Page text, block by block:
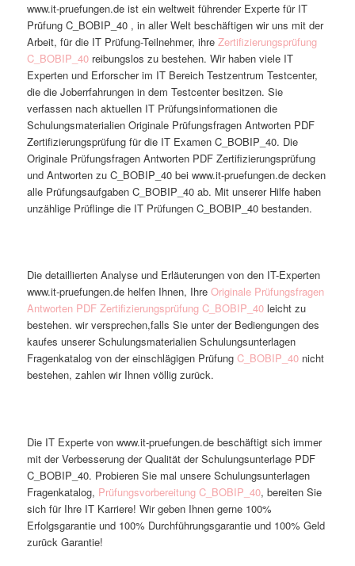
www.it-pruefungen.de ist ein weltweit führender Experte für IT
Prüfung C_BOBIP_40 , in aller Welt beschäftigen wir uns mit der
Arbeit, für die IT Prüfung-Teilnehmer, ihreZertifizierungsprüfung
C_BOBIP_40 reibungslos zu bestehen. Wir haben viele IT
Experten und Erforscher im IT Bereich Testzentrum Testcenter,
die die Joberrfahrungen in dem Testcenter besitzen. Sie
verfassen nach aktuellen IT Prüfungsinformationen die
Schulungsmaterialien Originale Prüfungsfragen Antworten PDF
Zertifizierungsprüfung für die IT Examen C_BOBIP_40. Die
Originale Prüfungsfragen Antworten PDF Zertifizierungsprüfung
und Antworten zu C_BOBIP_40 bei www.it-pruefungen.de decken
alle Prüfungsaufgaben C_BOBIP_40 ab. Mit unserer Hilfe haben
unzählige Prüflinge die IT Prüfungen C_BOBIP_40 bestanden.
Die detaillierten Analyse und Erläuterungen von den IT-Experten
www.it-pruefungen.de helfen Ihnen, IhreOriginale Prüfungsfragen
Antworten PDF Zertifizierungsprüfung C_BOBIP_40 leicht zu
bestehen. wir versprechen,falls Sie unter der Bediengungen des
kaufes unserer Schulungsmaterialien Schulungsunterlagen
Fragenkatalog von der einschlägigen PrüfungC_BOBIP_40 nicht
bestehen, zahlen wir Ihnen völlig zurück.
Die IT Experte von www.it-pruefungen.de beschäftigt sich immer
mit der Verbesserung der Qualität der Schulungsunterlage PDF
C_BOBIP_40. Probieren Sie mal unsere Schulungsunterlagen
Fragenkatalog, Prüfungsvorbereitung C_BOBIP_40, bereiten Sie
sich für Ihre IT Karriere! Wir geben Ihnen gerne 100%
Erfolgsgarantie und 100% Durchführungsgarantie und 100% Geld
zurück Garantie!